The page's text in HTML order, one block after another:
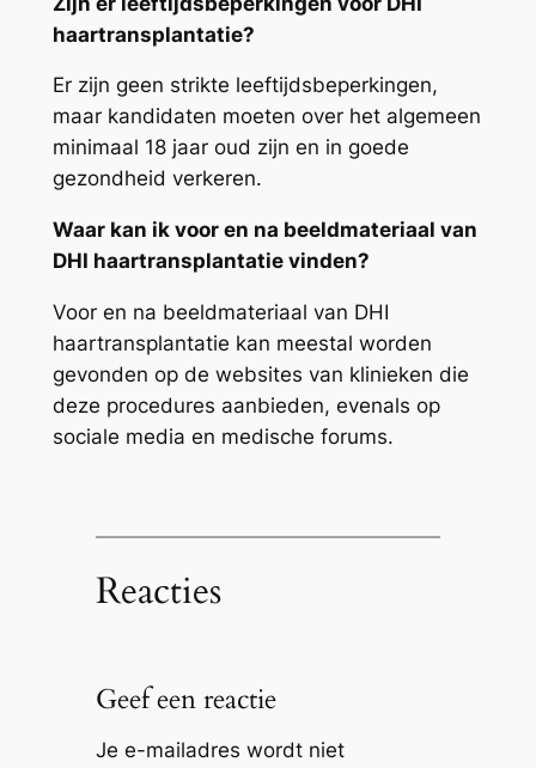
haartransplantatie?
Er zijn geen strikte leeftijdsbeperkingen,
maar kandidaten moeten over het algemeen
minimaal 18 jaar oud zijn en in goede
gezondheid verkeren.
Waar kan ik voor en na beeldmateriaal van
DHI haartransplantatie vinden?
Voor en na beeldmateriaal van DHI
haartransplantatie kan meestal worden
gevonden op de websites van klinieken die
deze procedures aanbieden, evenals op
sociale media en medische forums.
Reacties
Geef een reactie
Je e-mailadres wordt niet